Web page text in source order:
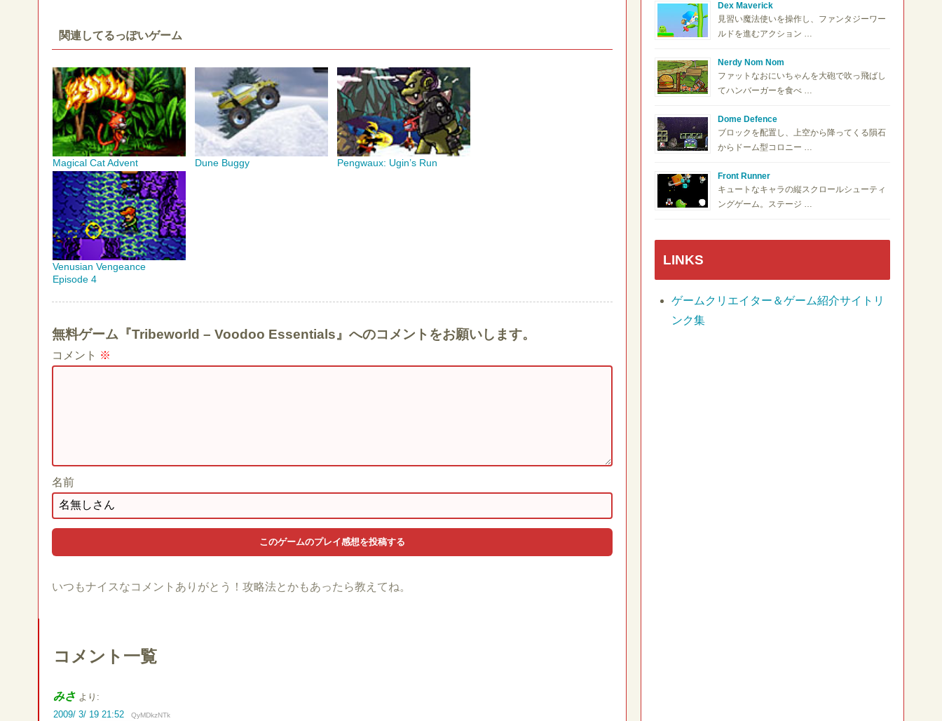
関連してるっぽいゲーム
Magical Cat Advent Dune Buggy Pengwaux: Ugin’s Run
Venusian Vengeance
Episode 4
無料ゲーム『Tribeworld – Voodoo Essentials』へのコメントをお願いします。
コメント ※
名前
いつもナイスなコメントありがとう！攻略法とかもあったら教えてね。
コメント一覧
みさ より:
2009/ 3/ 19 21:52
QyMDkzNTk
Dex Maverick
見習い魔法使いを操作し、ファンタジーワー
ルドを進むアクション …
Nerdy Nom Nom
ファットなおにいちゃんを大砲で吹っ飛ばし
てハンバーガーを食べ …
Dome Defence
ブロックを配置し、上空から降ってくる隕石
からドーム型コロニー …
Front Runner
キュートなキャラの縦スクロールシューティ
ングゲーム。ステージ …
LINKS
ゲームクリエイター＆ゲーム紹介サイトリ
ンク集